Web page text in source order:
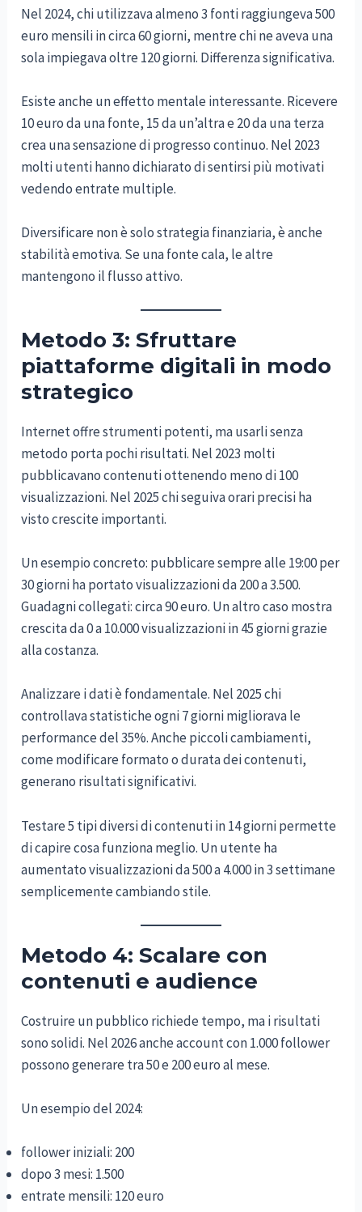
Nel 2024, chi utilizzava almeno 3 fonti raggiungeva 500
euro mensili in circa 60 giorni, mentre chi ne aveva una
sola impiegava oltre 120 giorni. Differenza significativa.
Esiste anche un effetto mentale interessante. Ricevere
10 euro da una fonte, 15 da un’altra e 20 da una terza
crea una sensazione di progresso continuo. Nel 2023
molti utenti hanno dichiarato di sentirsi più motivati
vedendo entrate multiple.
Diversificare non è solo strategia finanziaria, è anche
stabilità emotiva. Se una fonte cala, le altre
mantengono il flusso attivo.
Metodo 3: Sfruttare
piattaforme digitali in modo
strategico
Internet offre strumenti potenti, ma usarli senza
metodo porta pochi risultati. Nel 2023 molti
pubblicavano contenuti ottenendo meno di 100
visualizzazioni. Nel 2025 chi seguiva orari precisi ha
visto crescite importanti.
Un esempio concreto: pubblicare sempre alle 19:00 per
30 giorni ha portato visualizzazioni da 200 a 3.500.
Guadagni collegati: circa 90 euro. Un altro caso mostra
crescita da 0 a 10.000 visualizzazioni in 45 giorni grazie
alla costanza.
Analizzare i dati è fondamentale. Nel 2025 chi
controllava statistiche ogni 7 giorni migliorava le
performance del 35%. Anche piccoli cambiamenti,
come modificare formato o durata dei contenuti,
generano risultati significativi.
Testare 5 tipi diversi di contenuti in 14 giorni permette
di capire cosa funziona meglio. Un utente ha
aumentato visualizzazioni da 500 a 4.000 in 3 settimane
semplicemente cambiando stile.
Metodo 4: Scalare con
contenuti e audience
Costruire un pubblico richiede tempo, ma i risultati
sono solidi. Nel 2026 anche account con 1.000 follower
possono generare tra 50 e 200 euro al mese.
Un esempio del 2024:
follower iniziali: 200
dopo 3 mesi: 1.500
entrate mensili: 120 euro